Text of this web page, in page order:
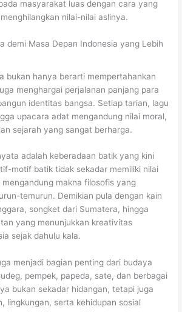
masyarakat luas dengan cara yang
nilai-nilai aslinya.
demi Masa Depan Indonesia yang Lebih
bukan hanya berarti mempertahankan
menghargai perjalanan panjang para
identitas bangsa. Setiap tarian, lagu
upacara adat mengandung nilai moral,
sejarah yang sangat berharga.
adalah keberadaan batik yang kini
motif batik tidak sekadar memiliki nilai
makna filosofis yang
temurun. Demikian pula dengan kain
songket dari Sumatera, hingga
yang menunjukkan kreativitas
sejak dahulu kala.
menjadi bagian penting dari budaya
pempek, papeda, sate, dan berbagai
bukan sekadar hidangan, tetapi juga
lingkungan, serta kehidupan sosial